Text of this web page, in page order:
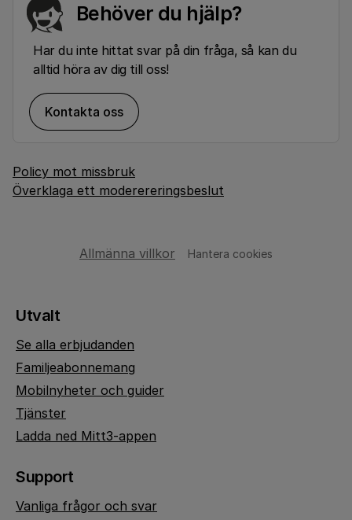
Behöver du hjälp?
Har du inte hittat svar på din fråga, så kan du
alltid höra av dig till oss!
Kontakta oss
Policy mot missbruk
Överklaga ett moderereringsbeslut
Allmänna villkor Hantera cookies
Utvalt
Se alla erbjudanden
Familjeabonnemang
Mobilnyheter och guider
Tjänster
Ladda ned Mitt3-appen
Support
Vanliga frågor och svar